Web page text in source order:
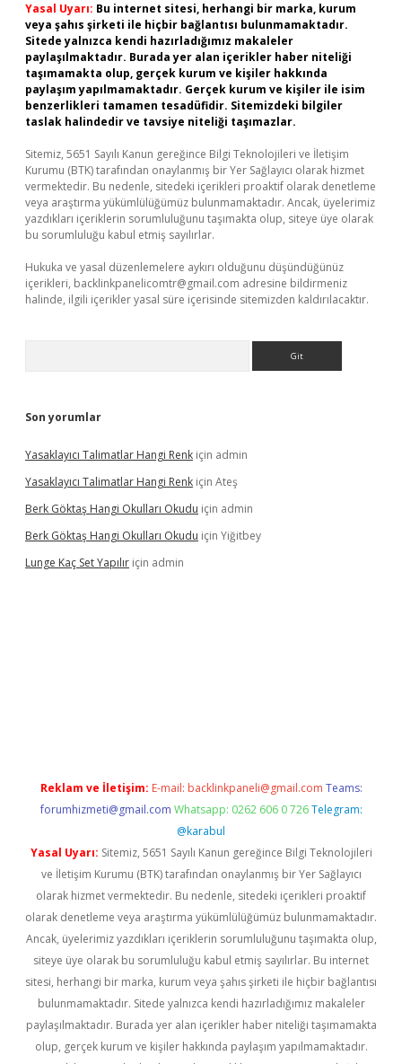
Yasal Uyarı: Bu internet sitesi, herhangi bir marka, kurum
veya şahıs şirketi ile hiçbir bağlantısı bulunmamaktadır.
Sitede yalnızca kendi hazırladığımız makaleler
paylaşılmaktadır. Burada yer alan içerikler haber niteliği
taşımamakta olup, gerçek kurum ve kişiler hakkında
paylaşım yapılmamaktadır. Gerçek kurum ve kişiler ile isim
benzerlikleri tamamen tesadüfidir. Sitemizdeki bilgiler
taslak halindedir ve tavsiye niteliği taşımazlar.
Sitemiz, 5651 Sayılı Kanun gereğince Bilgi Teknolojileri ve İletişim
Kurumu (BTK) tarafından onaylanmış bir Yer Sağlayıcı olarak hizmet
vermektedir. Bu nedenle, sitedeki içerikleri proaktif olarak denetleme
veya araştırma yükümlülüğümüz bulunmamaktadır. Ancak, üyelerimiz
yazdıkları içeriklerin sorumluluğunu taşımakta olup, siteye üye olarak
bu sorumluluğu kabul etmiş sayılırlar.
Hukuka ve yasal düzenlemelere aykırı olduğunu düşündüğünüz
içerikleri, backlinkpanelicomtr@gmail.com adresine bildirmeniz
halinde, ilgili içerikler yasal süre içerisinde sitemizden kaldırılacaktır.
Son yorumlar
Yasaklayıcı Talimatlar Hangi Renk için admin
Yasaklayıcı Talimatlar Hangi Renk için Ateş
Berk Göktaş Hangi Okulları Okudu için admin
Berk Göktaş Hangi Okulları Okudu için Yiğitbey
Lunge Kaç Set Yapılır için admin
Reklam ve İletişim: E-mail: backlinkpaneli@gmail.com Teams:
forumhizmeti@gmail.com Whatsapp: 0262 606 0 726 Telegram:
@karabul
Yasal Uyarı: Sitemiz, 5651 Sayılı Kanun gereğince Bilgi Teknolojileri
ve İletişim Kurumu (BTK) tarafından onaylanmış bir Yer Sağlayıcı
olarak hizmet vermektedir. Bu nedenle, sitedeki içerikleri proaktif
olarak denetleme veya araştırma yükümlülüğümüz bulunmamaktadır.
Ancak, üyelerimiz yazdıkları içeriklerin sorumluluğunu taşımakta olup,
siteye üye olarak bu sorumluluğu kabul etmiş sayılırlar. Bu internet
sitesi, herhangi bir marka, kurum veya şahıs şirketi ile hiçbir bağlantısı
bulunmamaktadır. Sitede yalnızca kendi hazırladığımız makaleler
paylaşılmaktadır. Burada yer alan içerikler haber niteliği taşımamakta
olup, gerçek kurum ve kişiler hakkında paylaşım yapılmamaktadır.